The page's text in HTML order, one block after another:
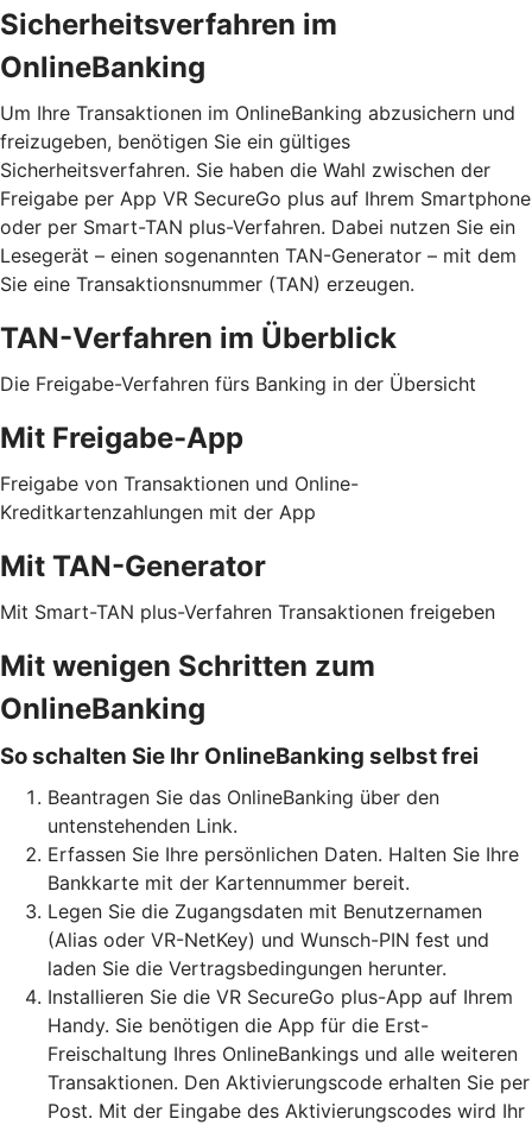
Sicherheitsverfahren im
OnlineBanking
Um Ihre Transaktionen im OnlineBanking abzusichern und
freizugeben, benötigen Sie ein gültiges
Sicherheitsverfahren. Sie haben die Wahl zwischen der
Freigabe per App VR SecureGo plus auf Ihrem Smartphone
oder per Smart-TAN plus-Verfahren. Dabei nutzen Sie ein
Lesegerät – einen sogenannten TAN-Generator – mit dem
Sie eine Transaktionsnummer (TAN) erzeugen.
TAN-Verfahren im Überblick
Die Freigabe-Verfahren fürs Banking in der Übersicht
Mit Freigabe-App
Freigabe von Transaktionen und Online-
Kreditkartenzahlungen mit der App
Mit TAN-Generator
Mit Smart-TAN plus-Verfahren Transaktionen freigeben
Mit wenigen Schritten zum
OnlineBanking
So schalten Sie Ihr OnlineBanking selbst frei
Beantragen Sie das OnlineBanking über den
untenstehenden Link.
Erfassen Sie Ihre persönlichen Daten. Halten Sie Ihre
Bankkarte mit der Kartennummer bereit.
Legen Sie die Zugangsdaten mit Benutzernamen
(Alias oder VR-NetKey) und Wunsch-PIN fest und
laden Sie die Vertragsbedingungen herunter.
Installieren Sie die VR SecureGo plus-App auf Ihrem
Handy. Sie benötigen die App für die Erst-
Freischaltung Ihres OnlineBankings und alle weiteren
Transaktionen. Den Aktivierungscode erhalten Sie per
Post. Mit der Eingabe des Aktivierungscodes wird Ihr